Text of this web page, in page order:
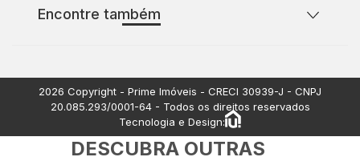
Casas para comprar com 3 quartos
Encontre também
Apartamentos à venda
2026 Copyright - Prime Imóveis - CRECI 30939-J - CNPJ
20.085.293/0001-64- Todos os direitos reservados
Tecnologia e Design:
DESCUBRA OUTRAS